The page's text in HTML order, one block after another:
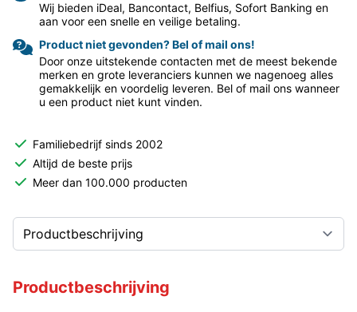
Wij bieden iDeal, Bancontact, Belfius, Sofort Banking en
aan voor een snelle en veilige betaling.
Product niet gevonden? Bel of mail ons!
Door onze uitstekende contacten met de meest bekende
merken en grote leveranciers kunnen we nagenoeg alles
gemakkelijk en voordelig leveren. Bel of mail ons wanneer
u een product niet kunt vinden.
Familiebedrijf sinds 2002
Altijd de beste prijs
Meer dan 100.000 producten
Productbeschrijving